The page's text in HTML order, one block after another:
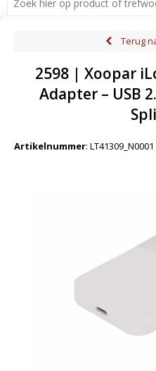
Terug
2598 | Xoopar
Adapter – USB
Artikelnummer: LT41309_N0001